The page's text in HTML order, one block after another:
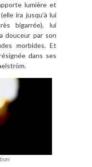
lumière et
ira jusqu’à lui
bigarrée), lui
douceur par son
morbides. Et
dans ses